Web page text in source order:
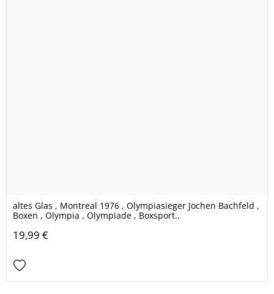
altes Glas , Montreal 1976 , Olympiasieger Jochen Bachfeld ,
Boxen , Olympia , Olympiade , Boxsport..
19,99 €